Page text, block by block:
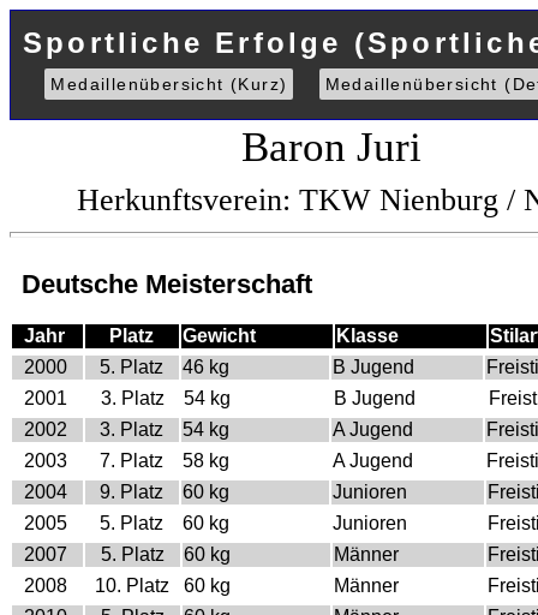
Sportliche Erfolge
Medaillenübersicht (Kurz) Medaillenübersicht
Baron Juri
Herkunftsverein: TKW Nienburg /
Deutsche Meisterschaft
Jahr Platz Gewicht Klasse
2000
5. Platz 46 kg B Jugend
2001
3. Platz 54 kg B Jugend
2002
3. Platz 54 kg A Jugend
2003
7. Platz 58 kg A Jugend
2004
9. Platz 60 kg Junioren
2005
5. Platz 60 kg Junioren
2007
5. Platz 60 kg Männer
2008
10. Platz 60 kg Männer